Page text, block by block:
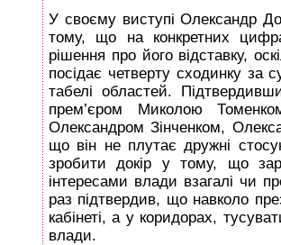
У своєму виступі Олександр
тому, що на конкретних
рішення про його відставку,
посідає четверту сходинку за
табелі областей.
прем’єром Миколою
Олександром Зінченком,
що він не плутає дружні
зробити докір у тому, що
інтересами влади взагалі чи
раз підтвердив, що навколо
кабінеті, а у коридорах,
влади.